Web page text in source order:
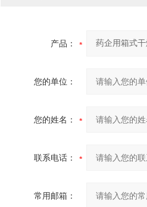
产品：
您的单位：
您的姓名：
联系电话：
常用邮箱：